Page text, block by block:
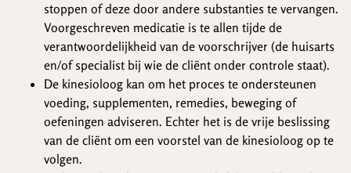
stoppen of deze door andere substanties te vervangen.
Voorgeschreven medicatie is te allen tijde de
verantwoordelijkheid van de voorschrijver (de huisarts
en/of specialist bij wie de cliënt onder controle staat).
De kinesioloog kan om het proces te ondersteunen
voeding, supplementen, remedies, beweging of
oefeningen adviseren. Echter het is de vrije beslissing
van de cliënt om een voorstel van de kinesioloog op te
volgen.